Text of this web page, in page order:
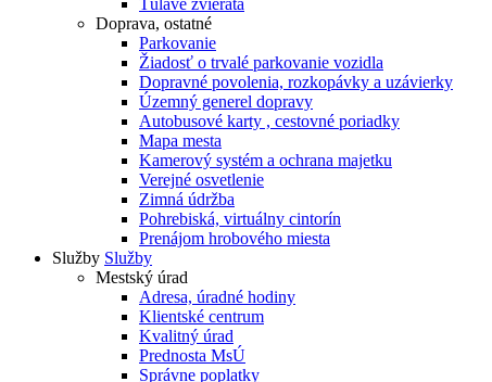
Túlavé zvieratá
Doprava, ostatné
Parkovanie
Žiadosť o trvalé parkovanie vozidla
Dopravné povolenia, rozkopávky a uzávierky
Územný generel dopravy
Autobusové karty , cestovné poriadky
Mapa mesta
Kamerový systém a ochrana majetku
Verejné osvetlenie
Zimná údržba
Pohrebiská, virtuálny cintorín
Prenájom hrobového miesta
Služby Služby
Mestský úrad
Adresa, úradné hodiny
Klientské centrum
Kvalitný úrad
Prednosta MsÚ
Správne poplatky